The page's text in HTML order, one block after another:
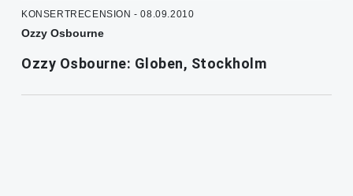
KONSERTRECENSION - 08.09.2010
Ozzy Osbourne
Ozzy Osbourne: Globen, Stockholm